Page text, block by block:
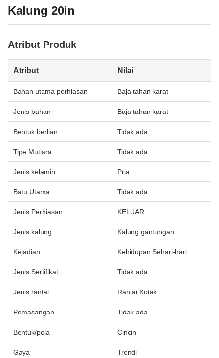
Kalung 20in
Atribut Produk
Atribut Nilai
Bahan utama perhiasan Baja tahan karat
Jenis bahan Baja tahan karat
Bentuk berlian Tidak ada
Tipe Mutiara Tidak ada
Jenis kelamin Pria
Batu Utama Tidak ada
Jenis Perhiasan KELUAR
Jenis kalung Kalung gantungan
Kejadian Kehidupan Sehari-hari
Jenis Sertifikat Tidak ada
Jenis rantai Rantai Kotak
Pemasangan Tidak ada
Bentuk/pola Cincin
Gaya Trendi